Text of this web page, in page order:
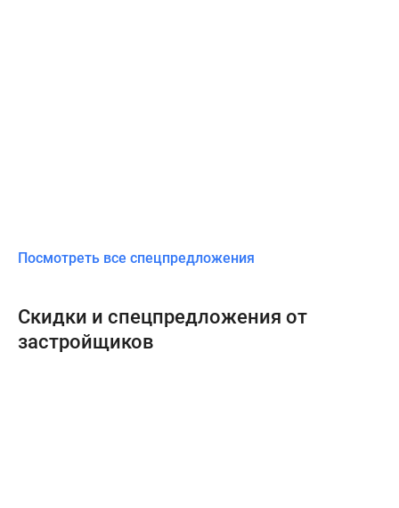
Посмотреть все спецпредложения
Скидки и спецпредложения от
застройщиков